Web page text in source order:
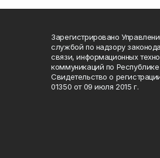
Зарегистрировано
службой по надзору
связи, информационных
коммуникаций по
Свидетельство о
01350 от 09 июля 2015 г.